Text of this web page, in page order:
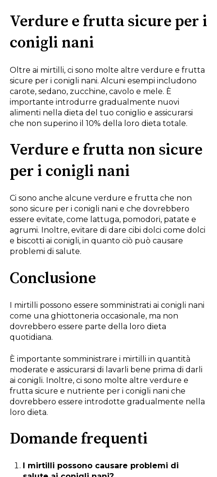
Verdure e frutta sicure per i
conigli nani
Oltre ai mirtilli, ci sono molte altre verdure e frutta
sicure per i conigli nani. Alcuni esempi includono
carote, sedano, zucchine, cavolo e mele. È
importante introdurre gradualmente nuovi
alimenti nella dieta del tuo coniglio e assicurarsi
che non superino il 10% della loro dieta totale.
Verdure e frutta non sicure
per i conigli nani
Ci sono anche alcune verdure e frutta che non
sono sicure per i conigli nani e che dovrebbero
essere evitate, come lattuga, pomodori, patate e
agrumi. Inoltre, evitare di dare cibi dolci come dolci
e biscotti ai conigli, in quanto ciò può causare
problemi di salute.
Conclusione
I mirtilli possono essere somministrati ai conigli nani
come una ghiottoneria occasionale, ma non
dovrebbero essere parte della loro dieta
quotidiana.
È importante somministrare i mirtilli in quantità
moderate e assicurarsi di lavarli bene prima di darli
ai conigli. Inoltre, ci sono molte altre verdure e
frutta sicure e nutriente per i conigli nani che
dovrebbero essere introdotte gradualmente nella
loro dieta.
Domande frequenti
I mirtilli possono causare problemi di